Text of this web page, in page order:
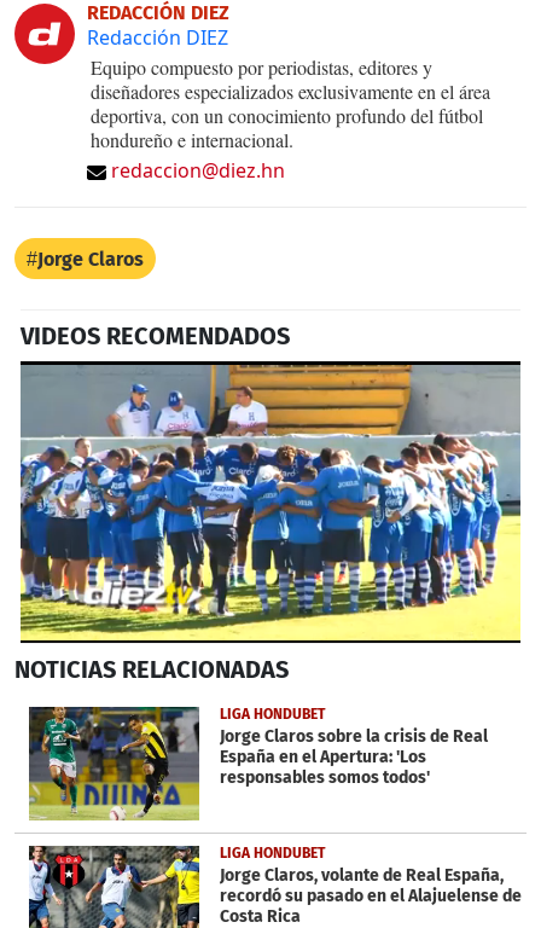
REDACCIÓN DIEZ
Redacción DIEZ
Equipo compuesto por periodistas, editores y
diseñadores especializados exclusivamente en el área
deportiva, con un conocimiento profundo del fútbol
hondureño e internacional.
redaccion@diez.hn
Jorge Claros
VIDEOS RECOMENDADOS
seconds
2
minutes,
9
seconds
NOTICIAS RELACIONADAS
LIGA HONDUBET
Jorge Claros sobre la crisis de Real
España en el Apertura: 'Los
responsables somos todos'
LIGA HONDUBET
Jorge Claros, volante de Real España,
recordó su pasado en el Alajuelense de
Costa Rica